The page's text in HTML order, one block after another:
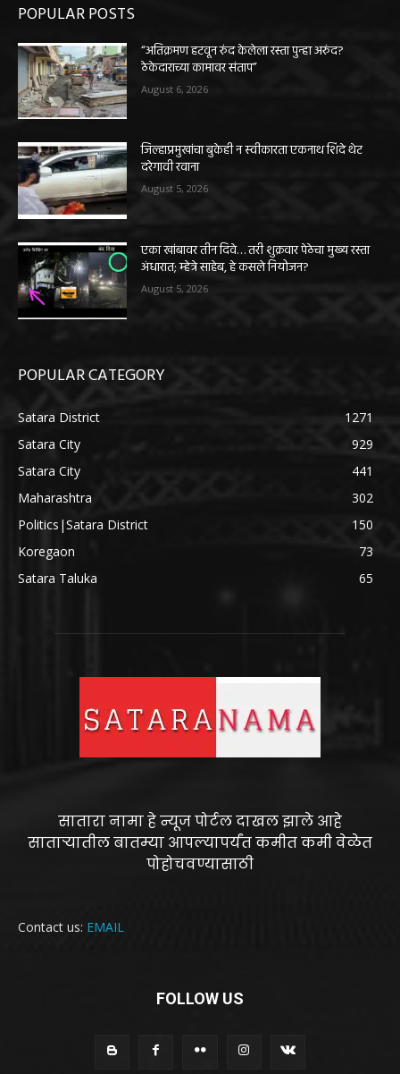
POPULAR POSTS
“अतिक्रमण हटवून रुंद केलेला रस्ता पुन्हा अरुंद?
ठेकेदाराच्या कामावर संताप”
August 6, 2026
जिल्हाप्रमुखांचा बुकेही न स्वीकारता एकनाथ शिंदे थेट
दरेगावी रवाना
August 5, 2026
एका खांबावर तीन दिवे… तरी शुक्रवार पेठेचा मुख्य रस्ता
अंधारात; म्हेत्रे साहेब, हे कसले नियोजन?
August 5, 2026
POPULAR CATEGORY
Satara District
1271
Satara City
929
Satara City
441
Maharashtra
302
Politics|Satara District
150
Koregaon
73
Satara Taluka
65
सातारा नामा हे न्यूज पोर्टल दाखल झाले आहे
साताऱ्यातील बातम्या आपल्यापर्यंत कमीत कमी वेळेत
पोहोचवण्यासाठी
Contact us: EMAIL
FOLLOW US